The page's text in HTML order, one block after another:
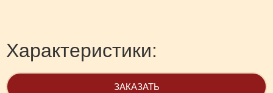
Характеристики:
ЗАКАЗАТЬ